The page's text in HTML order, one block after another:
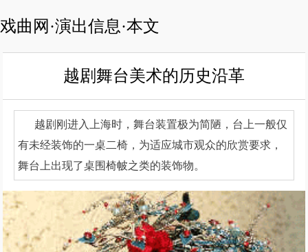
戏曲网·演出信息·本文
越剧舞台美术的历史沿革
越剧刚进入上海时，舞台装置极为简陋，台上一般仅
有未经装饰的一桌二椅，为适应城市观众的欣赏要求，
舞台上出现了桌围椅帔之类的装饰物。